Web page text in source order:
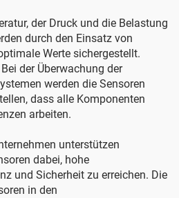
der Druck und die Belastung
durch den Einsatz von
Werte sichergestellt.
der Überwachung der
werden die Sensoren
dass alle Komponenten
arbeiten.
unterstützen
dabei, hohe
und Sicherheit zu erreichen. Die
in den